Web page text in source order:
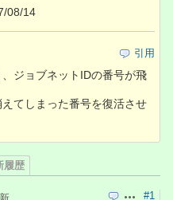
08/14
引用
ジョブネットIDの番号が飛
てしまった番号を復活させ
履歴
引用 操作#1